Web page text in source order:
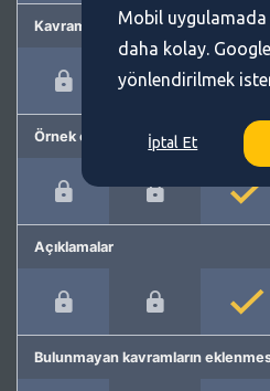
Kavram önerme
Örnek cümleler
Açıklamalar
Bulunmayan kavramların
Mobil uygulamada
daha kolay.
yönlendirilmek
İptal Et